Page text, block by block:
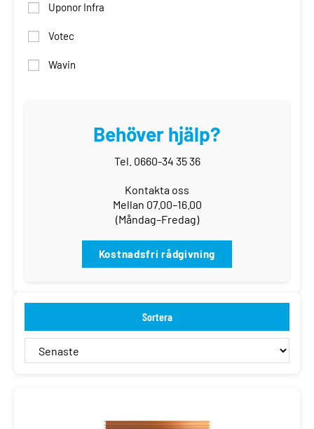
Uponor Infra
Votec
Wavin
Behöver hjälp?
Tel. 0660-34 35 36
Kontakta oss
Mellan 07.00–16.00
(Måndag–Fredag)
Kostnadsfri rådgivning
Sortera